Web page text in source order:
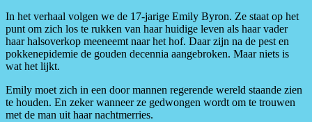
In het verhaal volgen we de 17-jarige Emily Byron. Ze staat op het
punt om zich los te rukken van haar huidige leven als haar vader
haar halsoverkop meeneemt naar het hof. Daar zijn na de pest en
pokkenepidemie de gouden decennia aangebroken. Maar niets is
wat het lijkt.
Emily moet zich in een door mannen regerende wereld staande zien
te houden. En zeker wanneer ze gedwongen wordt om te trouwen
met de man uit haar nachtmerries.